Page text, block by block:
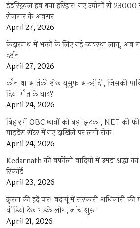
इंडस्ट्रियल हब बना हरिद्वार! नए उद्योगों से
रोजगार के अवसर
April 27, 2026
केदारनाथ में भक्तों के लिए नई व्यवस्था लागू, अब
दर्शन
April 27, 2026
कौन था आतंकी शेख यूसुफ अफरीदी, जिसकी
दिया मौत के घाट?
April 24, 2026
बिहार में OBC छात्रों को बड़ा झटका, NET की
गाइडेंस सेंटर में नए दाखिले पर लगी रोक
April 24, 2026
Kedarnath की बर्फीली वादियों में उमड़ा श्रद्धा
रिकॉर्ड
April 23, 2026
क्रूरता की हदें पार! बदायूं में सरकारी अधिकारी की
वीडियो देख भड़के लोग, जांच शुरू
April 21, 2026